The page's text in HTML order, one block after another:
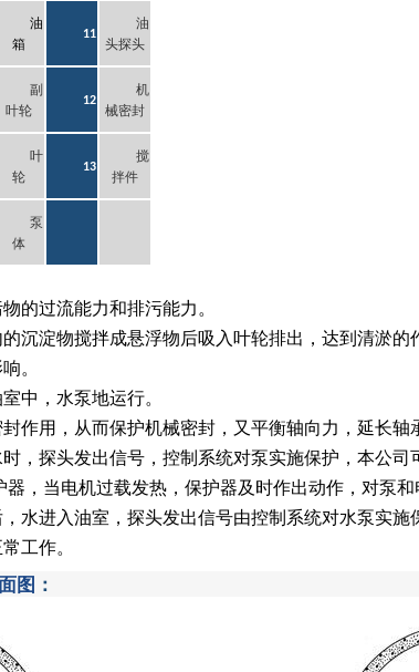
油
箱
11
油
头探头
副
叶轮
12
机
械密封
叶
轮
13
搅
拌件
泵
体
的过流能力和排污能力。
沉淀物搅拌成悬浮物后吸入叶轮排出，达到清淤的
。
中，水泵地运行。
作用，从而保护机械密封，又平衡轴向力，延长轴
，探头发出信号，控制系统对泵实施保护，本公司
，当电机过载发热，保护器及时作出动作，对泵和
水进入油室，探头发出信号由控制系统对水泵实施
工作。
图 ：